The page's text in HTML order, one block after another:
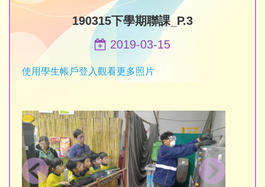
190315下學期聯課_P.3
2019-03-15
使用學生帳戶登入觀看更多照片